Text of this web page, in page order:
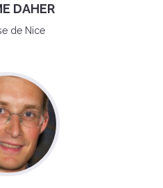
DAHER
de Nice